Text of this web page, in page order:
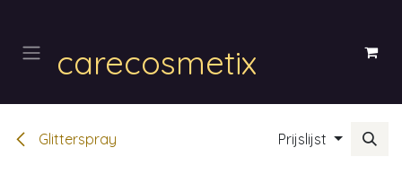
carecosmetix
Glitterspray Prijslijst